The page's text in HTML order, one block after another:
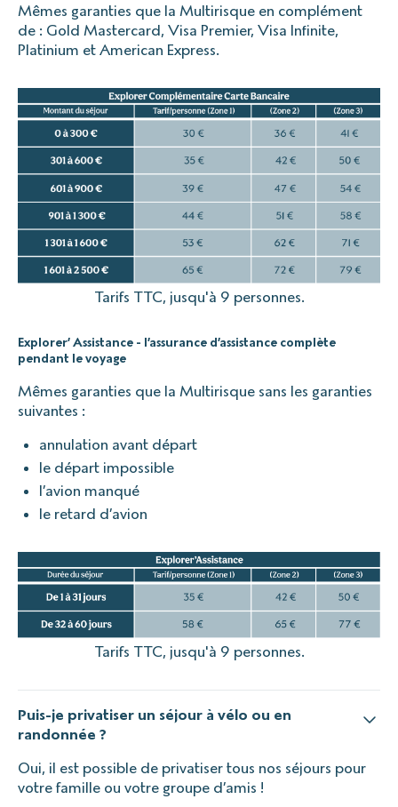
Mêmes garanties que la Multirisque en complément
de : Gold Mastercard, Visa Premier, Visa Infinite,
Platinium et American Express.
Tarifs TTC, jusqu'à 9 personnes.
Explorer’ Assistance - l’assurance d’assistance complète
pendant le voyage
Mêmes garanties que la Multirisque sans les garanties
suivantes :
annulation avant départ
le départ impossible
l’avion manqué
le retard d’avion
Tarifs TTC, jusqu'à 9 personnes.
Puis-je privatiser un séjour à vélo ou en
randonnée ?
Oui, il est possible de privatiser tous nos séjours pour
votre famille ou votre groupe d’amis !